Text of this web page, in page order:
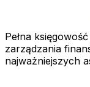
Pełna
zarządzania
najważniejszych